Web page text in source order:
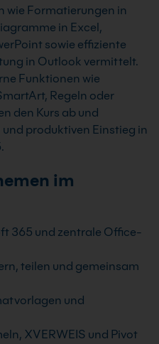
wie Formatierungen in
in Excel,
sowie effiziente
in Outlook vermittelt.
Funktionen wie
Regeln oder
den Kurs ab und
produktiven Einstieg in
im
365 und zentrale Office-
teilen und gemeinsam
und
XVERWEIS und Pivot